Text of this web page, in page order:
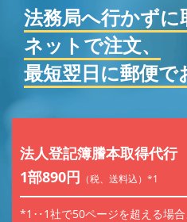
法務局へ行かずに
ネットで注文、
最短翌日に郵便で
法人登記簿謄本取得代行
1部890円 （税、送料込）*1
*1‥1社で50ページを超える場合